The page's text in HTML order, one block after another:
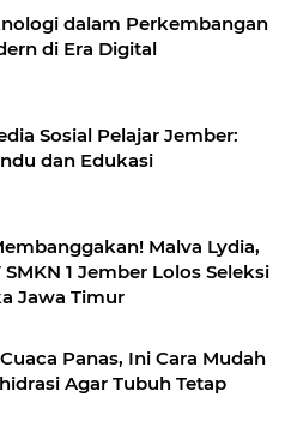
dalam Perkembangan
di Era Digital
Sosial Pelajar Jember:
dan Edukasi
Malva Lydia,
SMKN 1 Jember Lolos Seleksi
Jawa Timur
Panas, Ini Cara Mudah
Agar Tubuh Tetap